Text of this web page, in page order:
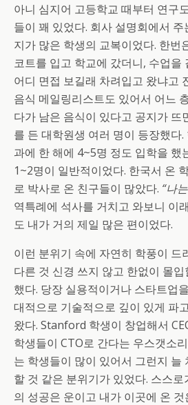
아니 심지어 고등학교 때부터 연구
들이 꽤 있었다. 회사 설명회에서
지가 많은 학생의 교복이었다. 한번
코트를 입고 학교에 갔더니, 수업을
어디 면접 보길래 차려입고 왔냐고
음식 메일링리스트도 있어서 어느
다가 남은 음식이 있다고 공지가 뜨
를 든 대학원생 여러 명이 등장했다.
과에 한 해에 4~5명 정도 입학을 했
1~2명이 일반적이었다. 한국서 온
로 박사로 온 친구들이 많았다. “나
역특례에 석사를 거치고 와보니 이
도 내가 거의 제일 많은 편이었다.
이런 분위기 속에 자연히 학풍이 드
다른 것 신경 쓰지 않고 한없이 몰
했다. 당장 실용적이거나 스타트업
대적으로 기술적으로 깊이 있게 파
왔다. Stanford 학생이 창업해서
학생들이 CTO로 간다는 우스갯소
는 학생들이 많이 있어서 그런지 늘
할 것 같은 분위기가 있었다. 스스
의 성공은 운이고 내가 이곳에 온